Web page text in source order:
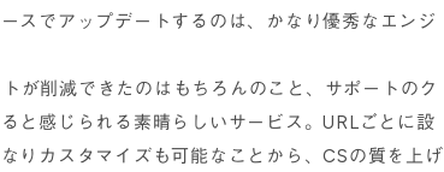
スでアップデートするのは、かなり優秀なエンジ
が削減できたのはもちろんのこと、サポートのク
と感じられる素晴らしいサービス。URLごとに設
りカスタマイズも可能なことから、CSの質を上げ